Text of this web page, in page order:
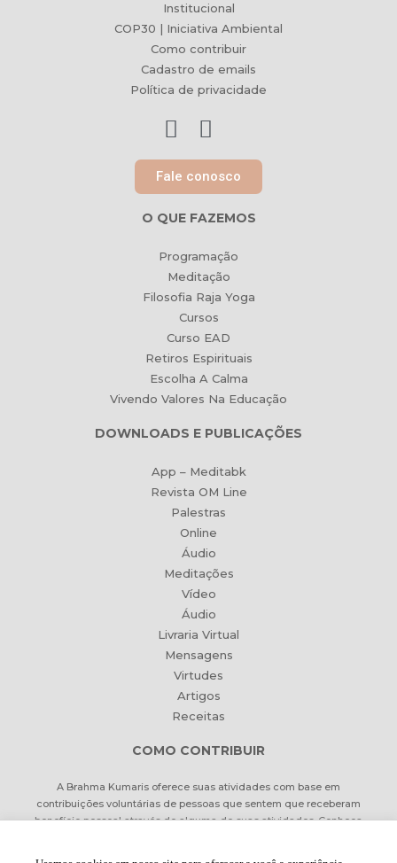
Institucional
COP30 | Iniciativa Ambiental
Como contribuir
Cadastro de emails
Política de privacidade
Fale conosco
O QUE FAZEMOS
Programação
Meditação
Filosofia Raja Yoga
Cursos
Curso EAD
Retiros Espirituais
Escolha A Calma
Vivendo Valores Na Educação
DOWNLOADS E PUBLICAÇÕES
App – Meditabk
Revista OM Line
Palestras
Online
Áudio
Meditações
Vídeo
Áudio
Livraria Virtual
Mensagens
Virtudes
Artigos
Receitas
COMO CONTRIBUIR
A Brahma Kumaris oferece suas atividades com base em
contribuições voluntárias de pessoas que sentem que receberam
benefício pessoal através de alguma de suas atividades. Conheça